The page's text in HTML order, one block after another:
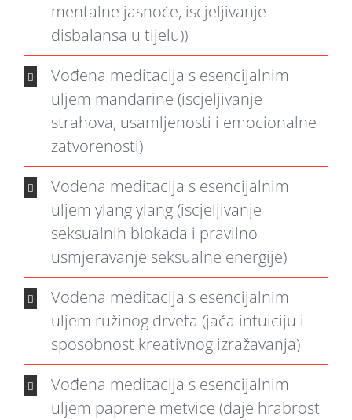
mentalne jasnoće, iscjeljivanje
disbalansa u tijelu))
Vođena meditacija s esencijalnim
uljem mandarine (iscjeljivanje
strahova, usamljenosti i emocionalne
zatvorenosti)
Vođena meditacija s esencijalnim
uljem ylang ylang (iscjeljivanje
seksualnih blokada i pravilno
usmjeravanje seksualne energije)
Vođena meditacija s esencijalnim
uljem ružinog drveta (jača intuiciju i
sposobnost kreativnog izražavanja)
Vođena meditacija s esencijalnim
uljem paprene metvice (daje hrabrost